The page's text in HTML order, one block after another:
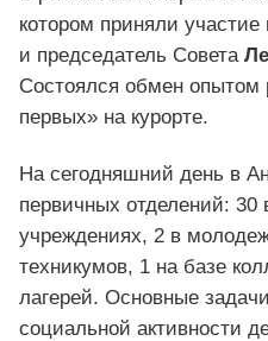
котором приняли
и председатель Совета
Состоялся обмен
первых» на курорте.
На сегодняшний день в
первичных отделений:
учреждениях, 2 в
техникумов, 1 на базе
лагерей. Основные
социальной активности